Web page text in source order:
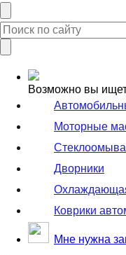
Возможно вы
Моторные
Дворники
Коврики
Мне нужна